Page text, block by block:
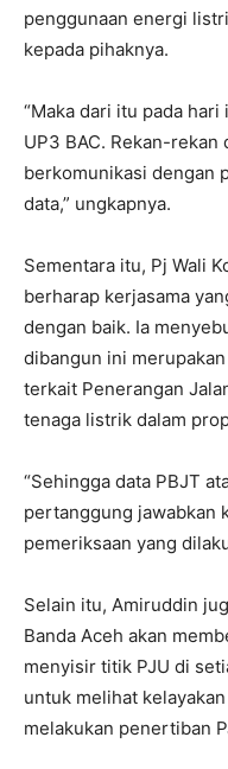
penggunaan energi
kepada pihaknya.
“Maka dari itu pada
UP3 BAC. Rekan-
berkomunikasi dengan
data,” ungkapnya.
Sementara itu, Pj Wali
berharap kerjasama
dengan baik. Ia
dibangun ini
terkait Penerangan
tenaga listrik dalam
“Sehingga data PBJT
pertanggung jawabkan
pemeriksaan yang
Selain itu, Amiruddin
Banda Aceh akan
menyisir titik PJU di
untuk melihat
melakukan penertiban